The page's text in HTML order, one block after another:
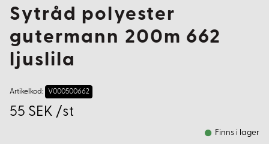
Sytråd polyester
gutermann 200m 662
ljuslila
Artikelkod: V000500662
55 SEK /st
Finns i lager